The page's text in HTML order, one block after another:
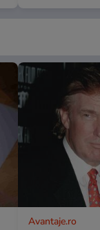
Avantaje.ro